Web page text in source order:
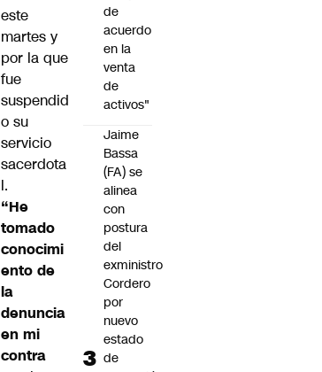
este
martes y
por la que
fue
suspendid
o su
servicio
sacerdota
l.
“He
tomado
conocimi
ento de
la
denuncia
en mi
contra
de
acuerdo
en la
venta
de
activos"
Jaime
Bassa
(FA) se
alinea
con
postura
del
exministro
Cordero
por
nuevo
estado
de